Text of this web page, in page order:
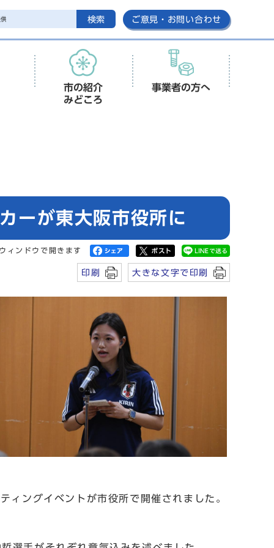
検索 ご意見・お問い合わせ
市の紹介
みどころ
事業者の方へ
が東大阪市役所に
ィンドウで開きます
印刷 大きな文字で印刷
ングイベントが市役所で開催されました。